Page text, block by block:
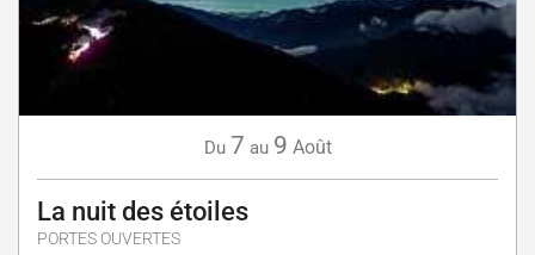
Du 7 au 9 Août
La nuit des étoiles
PORTES OUVERTES